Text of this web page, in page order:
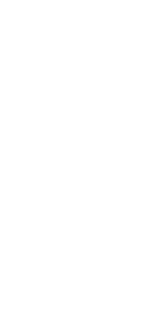
Tras
es
El evento se
Intermedio y
convierte en un
desde quienes
El incomparable
durante el último
Cross Training
para el público,